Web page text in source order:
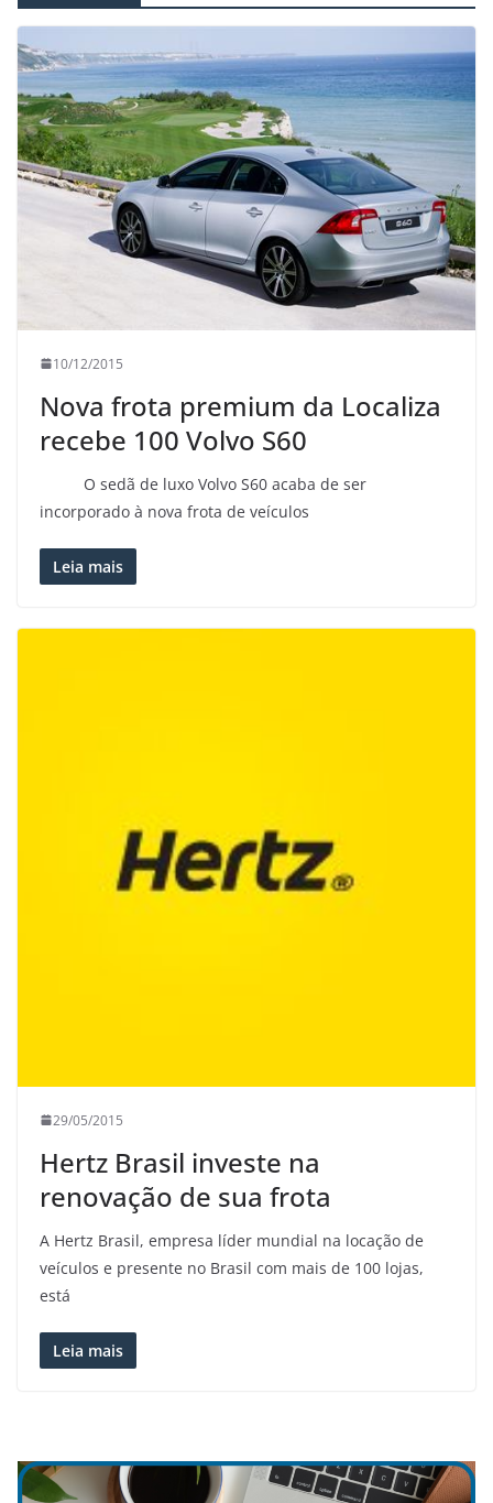
10/12/2015
Nova frota premium da Localiza
recebe 100 Volvo S60
O sedã de luxo Volvo S60 acaba de ser
incorporado à nova frota de veículos
Leia mais
29/05/2015
Hertz Brasil investe na
renovação de sua frota
A Hertz Brasil, empresa líder mundial na locação de
veículos e presente no Brasil com mais de 100 lojas,
está
Leia mais